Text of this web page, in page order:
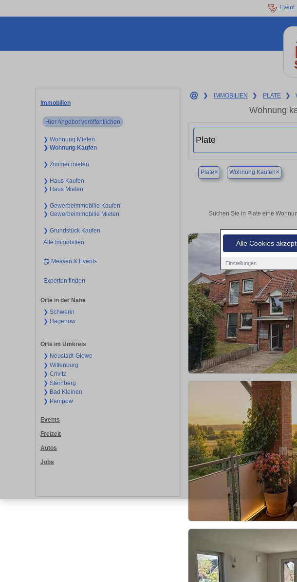
Alle Cookies
Einstellungen
Event
Immobilien
Hier Angebot veröffentlichen
❯ Wohnung Mieten
❯ Wohnung Kaufen
❯ Zimmer mieten
❯ Haus Kaufen
❯ Haus Mieten
❯ Gewerbeimmobilie Kaufen
❯ Gewerbeimmobilie Mieten
❯ Grundstück Kaufen
Alle Immobilien
Messen & Events
Experten finden
Orte in der Nähe
❯ Schwerin
❯ Hagenow
Orte im Umkreis
❯ Neustadt-Glewe
❯ Wittenburg
❯ Crivitz
❯ Sternberg
❯ Bad Kleinen
❯ Pampow
Events
Freizeit
Autos
Jobs
❯ IMMOBILIEN ❯ PLATE ❯
Wohnung
Plate× Wohnung Kaufen×
Suchen Sie in Plate eine